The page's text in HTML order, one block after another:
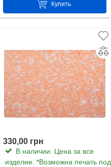
Купить
330,00 грн
В наличии. Цена за все
изделие. *Возможна печать под